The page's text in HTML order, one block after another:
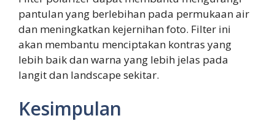
pantulan yang berlebihan pada permukaan air
dan meningkatkan kejernihan foto. Filter ini
akan membantu menciptakan kontras yang
lebih baik dan warna yang lebih jelas pada
langit dan landscape sekitar.
Kesimpulan